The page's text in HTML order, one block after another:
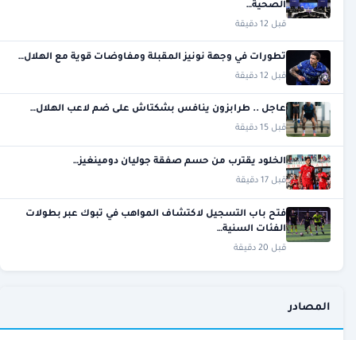
الصحية…
قبل 12 دقيقة
تطورات في وجهة نونيز المقبلة ومفاوضات قوية مع الهلال…
قبل 12 دقيقة
عاجل .. طرابزون ينافس بشكتاش على ضم لاعب الهلال…
قبل 15 دقيقة
الخلود يقترب من حسم صفقة جوليان دومينغيز…
قبل 17 دقيقة
فتح باب التسجيل لاكتشاف المواهب في تبوك عبر بطولات
الفئات السنية…
قبل 20 دقيقة
المصادر